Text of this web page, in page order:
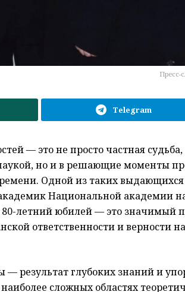
Пресс-
Telegram
— это не просто частная
но и в решающие моменты
Одной из таких выдающихся
Национальной академии
80-летний юбилей — это значимый
ответственности и верности
— результат глубоких знаний и
сложных областях